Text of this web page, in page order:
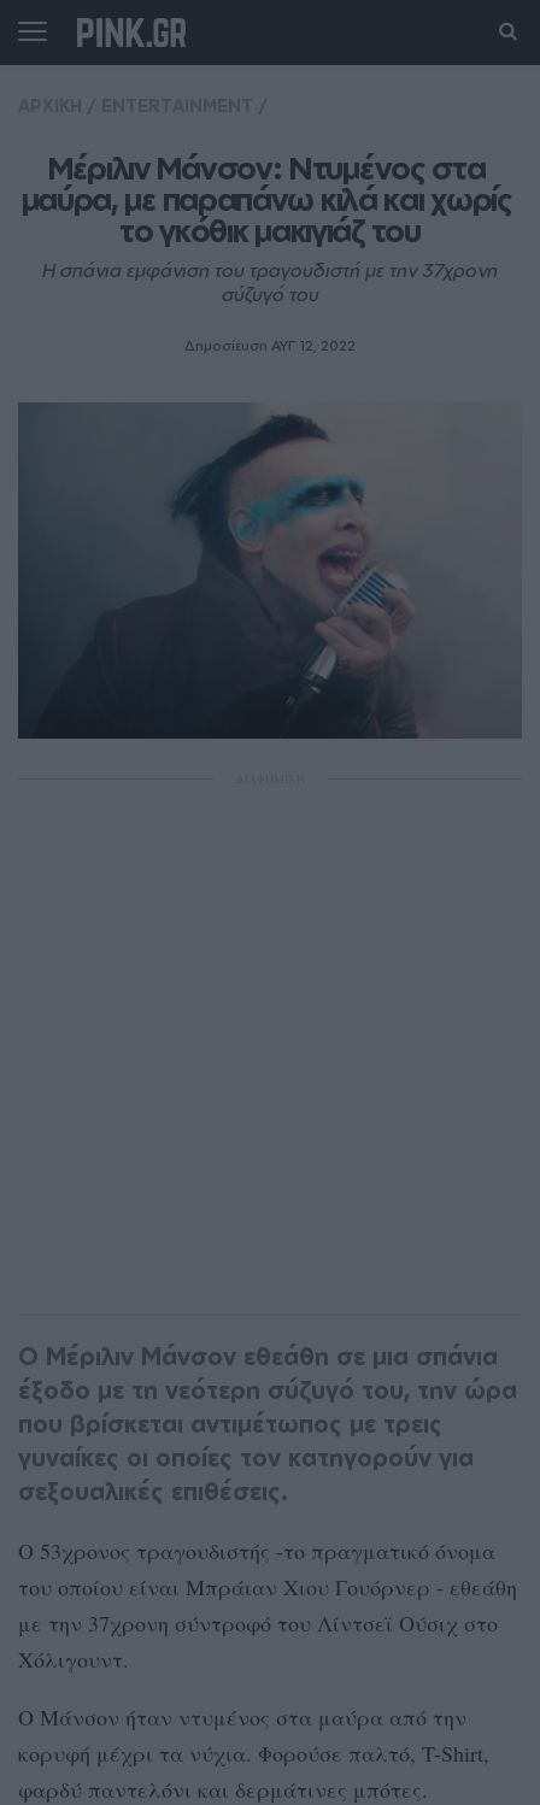
Μέριλιν Μάνσον: Ντυμένος στα
μαύρα, με παραπάνω κιλά και χωρίς
το γκόθικ μακιγιάζ του
Η σπάνια εμφάνιση του τραγουδιστή με την 37χρονη
σύζυγό του
Δημοσίευση ΑΥΓ 12, 2022
O Μέριλιν Μάνσον εθεάθη σε μια σπάνια
έξοδο με τη νεότερη σύζυγό του, την ώρα
που βρίσκεται αντιμέτωπος με τρεις
γυναίκες οι οποίες τον κατηγορούν για
σεξουαλικές επιθέσεις.
Ο 53χρονος τραγουδιστής -το πραγματικό όνομα
του οποίου είναι Μπράιαν Χιου Γουόρνερ - εθεάθη
με την 37χρονη σύντροφό του Λίντσεϊ Ούσιχ στο
Χόλιγουντ.
Ο Μάνσον ήταν ντυμένος στα μαύρα από την
κορυφή μέχρι τα νύχια. Φορούσε παλτό, T-Shirt,
φαρδύ παντελόνι και δερμάτινες μπότες.